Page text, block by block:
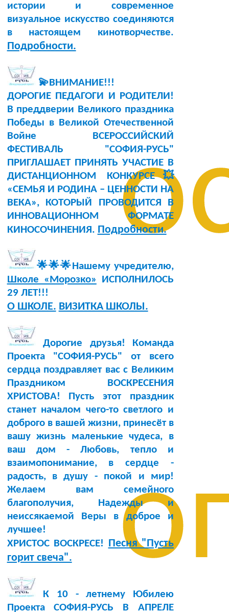
истории и современное
визуальное искусство соединяются
в настоящем кинотворчестве.
Подробности.
💫ВНИМАНИЕ!!!
ДОРОГИЕ ПЕДАГОГИ И РОДИТЕЛИ!
В преддверии Великого праздника
Победы в Великой Отечественной
Войне ВСЕРОССИЙСКИЙ
ФЕСТИВАЛЬ "СОФИЯ-РУСЬ"
ПРИГЛАШАЕТ ПРИНЯТЬ УЧАСТИЕ В
ДИСТАНЦИОННОМ КОНКУРСЕ💥
«СЕМЬЯ И РОДИНА – ЦЕННОСТИ НА
ВЕКА», КОТОРЫЙ ПРОВОДИТСЯ В
ИННОВАЦИОННОМ ФОРМАТЕ
КИНОСОЧИНЕНИЯ. Подробности.
🌟🌟🌟Нашему учредителю,
Школе «Морозко» ИСПОЛНИЛОСЬ
29 ЛЕТ!!!
О ШКОЛЕ. ВИЗИТКА ШКОЛЫ.
Дорогие друзья! Команда
Проекта "СОФИЯ-РУСЬ" от всего
сердца поздравляет вас с Великим
Праздником ВОСКРЕСЕНИЯ
ХРИСТОВА! Пусть этот праздник
станет началом чего-то светлого и
доброго в вашей жизни, принесёт в
вашу жизнь маленькие чудеса, в
ваш дом - Любовь, тепло и
взаимопонимание, в сердце -
радость, в душу - покой и мир!
Желаем вам семейного
благополучия, Надежды и
неиссякаемой Веры в доброе и
лучшее!
ХРИСТОС ВОСКРЕСЕ! Песня "Пусть
горит свеча".
К 10 - летнему Юбилею
Проекта СОФИЯ-РУСЬ В АПРЕЛЕ